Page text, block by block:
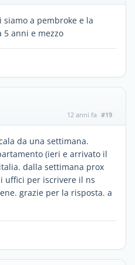
a pembroke e la
anni e mezzo
12 anni fa #19
da una settimana.
(ieri e arrivato il
dalla settimana prox
uffici per iscrivere il ns
grazie per la risposta. a